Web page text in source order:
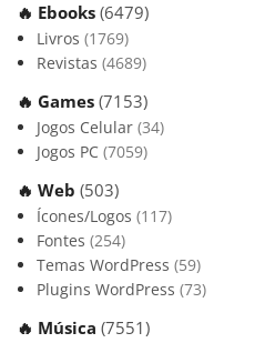
🔥 Ebooks (6479)
Livros (1769)
Revistas (4689)
🔥 Games (7153)
Jogos Celular (34)
Jogos PC (7059)
🔥 Web (503)
Ícones/Logos (117)
Fontes (254)
Temas WordPress (59)
Plugins WordPress (73)
🔥 Música (7551)